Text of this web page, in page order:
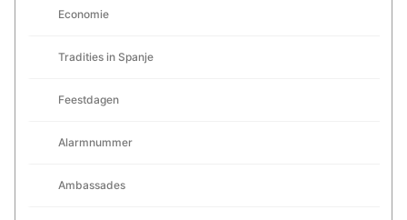
Economie
Tradities in Spanje
Feestdagen
Alarmnummer
Ambassades